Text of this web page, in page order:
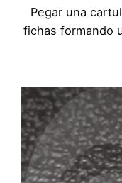
Pegar una
fichas formando